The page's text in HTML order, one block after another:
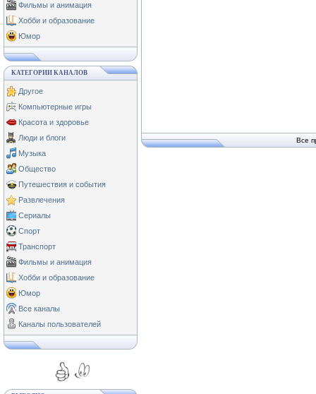
Фильмы и анимация
Хобби и образование
Юмор
КАТЕГОРИИ КАНАЛОВ
Другое
Компьютерные игры
Красота и здоровье
Люди и блоги
Музыка
Общество
Путешествия и события
Развлечения
Сериалы
Спорт
Транспорт
Фильмы и анимация
Хобби и образование
Юмор
Все каналы
Каналы пользователей
Все